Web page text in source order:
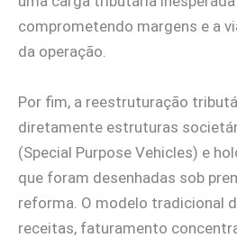
comprometendo margens e a
da operação.
Por fim, a reestruturação
diretamente estruturas
(Special Purpose Vehicles) e
que foram desenhadas sob
reforma. O modelo tradicional
receitas, faturamento